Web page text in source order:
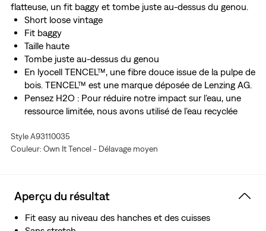
flatteuse, un fit baggy et tombe juste au-dessus du genou.
Short loose vintage
Fit baggy
Taille haute
Tombe juste au-dessus du genou
En lyocell TENCEL™, une fibre douce issue de la pulpe de
bois. TENCEL™ est une marque déposée de Lenzing AG.
Pensez H2O : Pour réduire notre impact sur l’eau, une
ressource limitée, nous avons utilisé de l’eau recyclée
Style A93110035
Couleur: Own It Tencel - Délavage moyen
Aperçu du résultat
Fit easy au niveau des hanches et des cuisses